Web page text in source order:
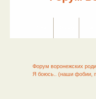
Форум воронежских
Я боюсь.. (наши фобии,